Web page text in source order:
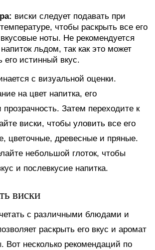
виски следует подавать при
чтобы раскрыть все его
ноты. Не рекомендуется
льдом, так как это может
его истинный вкус.
с визуальной оценки.
на цвет напитка, его
Затем переходите к
виски, чтобы уловить все его
цветочные, древесные и пряные.
небольшой глоток, чтобы
и послевкусие напитка.
виски
с различными блюдами и
раскрыть его вкус и аромат
Вот несколько рекомендаций по